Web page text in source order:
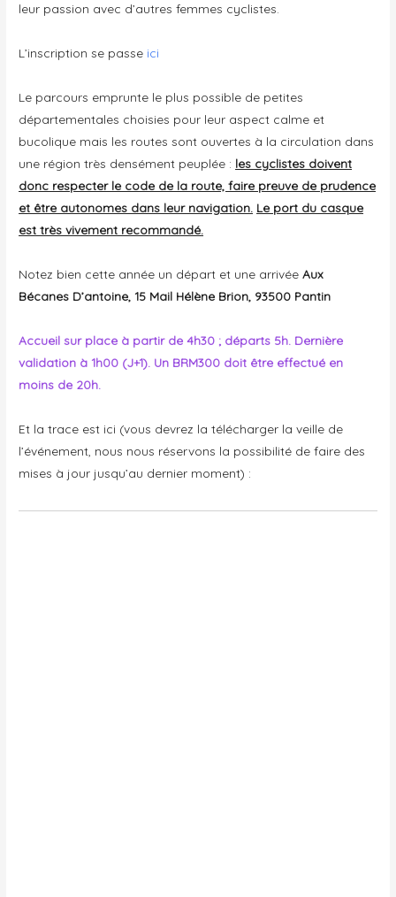
leur passion avec d’autres femmes cyclistes.
L’inscription se passe ici
Le parcours emprunte le plus possible de petites
départementales choisies pour leur aspect calme et
bucolique mais les routes sont ouvertes à la circulation dans
une région très densément peuplée : les cyclistes doivent
donc respecter le code de la route, faire preuve de prudence
et être autonomes dans leur navigation. Le port du casque
est très vivement recommandé.
Notez bien cette année un départ et une arrivéeAux
Bécanes D’antoine, 15 Mail Hélène Brion, 93500 Pantin
Accueil sur place à partir de 4h30 ; départs 5h. Dernière
validation à 1h00 (J+1). Un BRM300 doit être effectué en
moins de 20h.
Et la trace est ici (vous devrez la télécharger la veille de
l’événement, nous nous réservons la possibilité de faire des
mises à jour jusqu’au dernier moment) :